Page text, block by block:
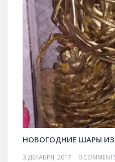
НОВОГОДНИЕ ШАРЫ
3 ДЕКАБРЯ, 2017 0